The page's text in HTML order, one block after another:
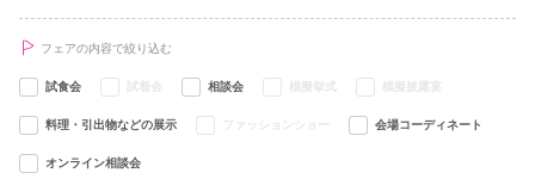
フェアの内容で絞り込む
試食会 試着会 相談会 模擬挙式 模擬披露宴
料理・引出物などの展示 ファッションショー 会場コーディネート
オンライン相談会